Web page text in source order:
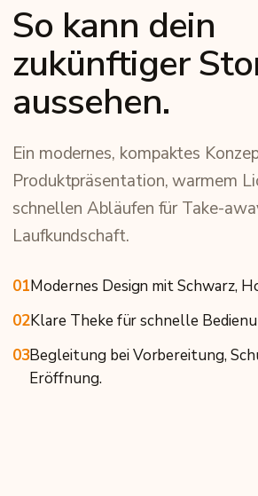
So kann dein
zukünftiger
aussehen.
Ein modernes, kompaktes
Produktpräsentation, warmem
schnellen Abläufen für Take-
Laufkundschaft.
01Modernes Design mit Schwarz,
02Klare Theke für schnelle
03Begleitung bei Vorbereitung,
Eröffnung.